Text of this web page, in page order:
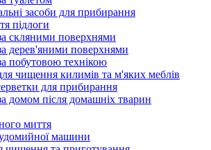
засоби для прибирання
підлоги
скляними поверхнями
дерев'яними поверхнями
побутовою технікою
чищення килимів та м'яких меблів
для прибирання
домом після домашніх тварин
миття
машини